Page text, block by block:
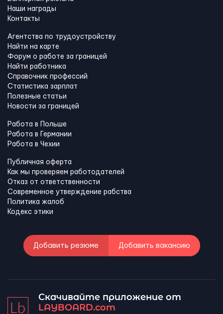
Наши награды
Контакты
Агентства по трудоустройству
Найти на карте
Форум о работе за границей
Найти работника
Справочник профессий
Статистика зарплат
Полезные статьи
Новости за границей
Работа в Польше
Работа в Германии
Работа в Чехии
Публичная оферта
Как мы проверяем работодателей
Отказ от ответственности
Современное утверждение рабства
Политика жалоб
Кодекс этики
Добавить резюме Добавить вакансию
Скачивайте приложение от
LAYBOARD.com